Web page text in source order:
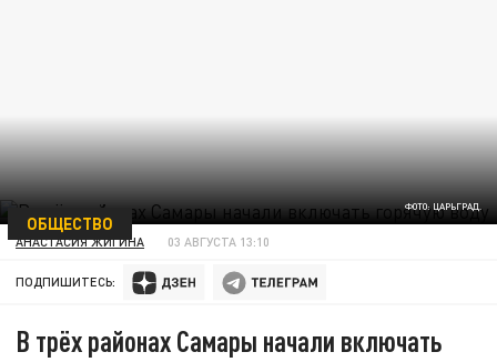
ФОТО: ЦАРЬГРАД.
ОБЩЕСТВО
АНАСТАСИЯ ЖИГИНА 03 АВГУСТА 13:10
ПОДПИШИТЕСЬ:
В трёх районах Самары начали включать